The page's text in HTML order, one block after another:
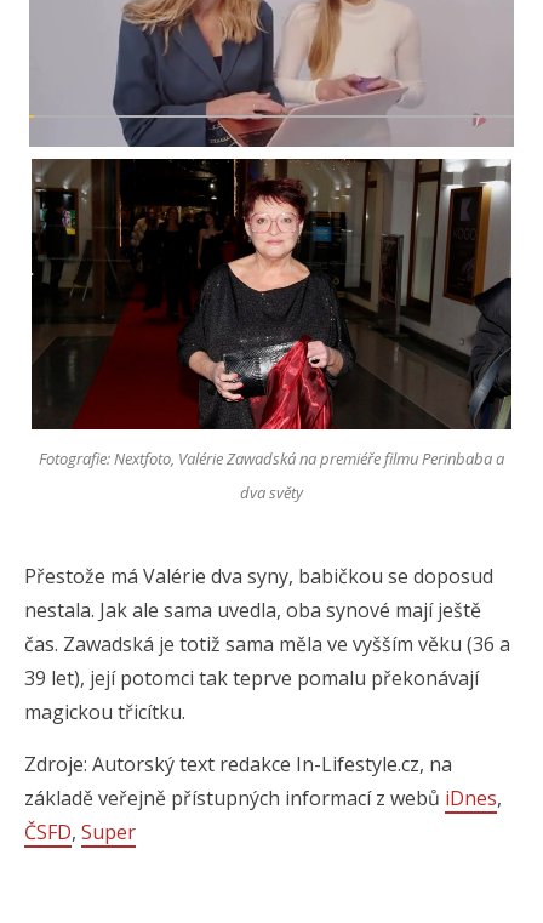
Fotografie: Nextfoto, Valérie Zawadská na premiéře filmu Perinbaba a
dva světy
Přestože má Valérie dva syny, babičkou se doposud
nestala. Jak ale sama uvedla, oba synové mají ještě
čas. Zawadská je totiž sama měla ve vyšším věku (36 a
39 let), její potomci tak teprve pomalu překonávají
magickou třicítku.
Zdroje: Autorský text redakce In-Lifestyle.cz, na
základě veřejně přístupných informací z webů iDnes,
ČSFD, Super